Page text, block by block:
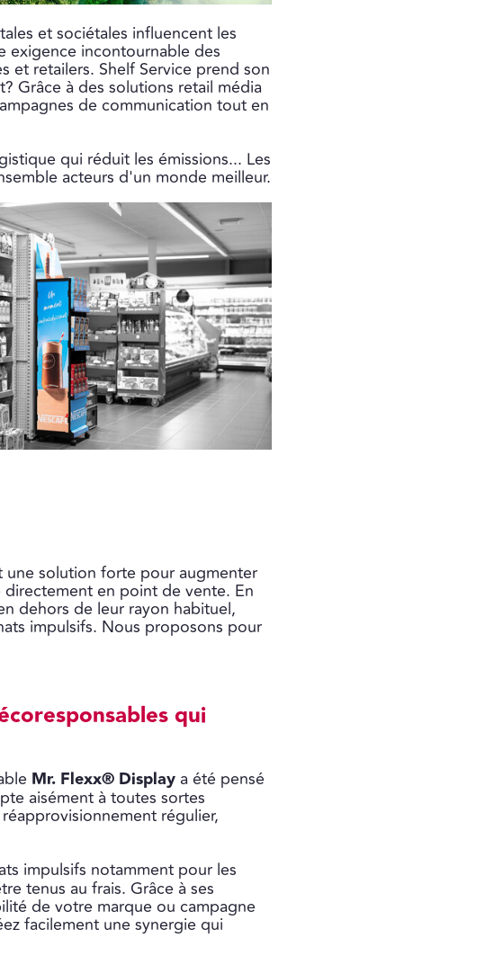
et sociétales influencent les
exigence incontournable des
et retailers. Shelf Service prend son
Grâce à des solutions retail média
de communication tout en
qui réduit les émissions... Les
acteurs d'un monde meilleur.
une solution forte pour augmenter
en point de vente. En
dehors de leur rayon habituel,
impulsifs. Nous proposons pour
qui
Mr. Flexx® Display a été pensé
aisément à toutes sortes
régulier,
impulsifs notamment pour les
tenus au frais. Grâce à ses
de votre marque ou campagne
facilement une synergie qui